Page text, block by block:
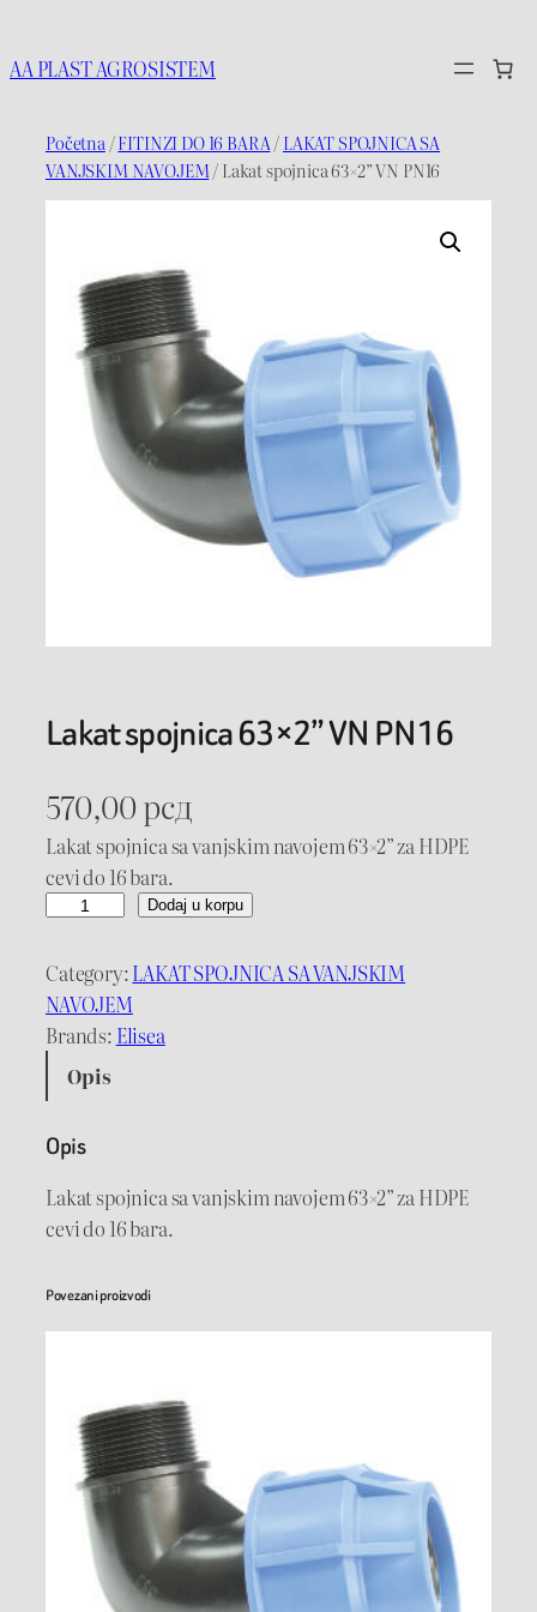
na
sadržaj
AA PLAST AGROSISTEM
Početna /FITINZI DO 16 BARA/LAKAT SPOJNICA SA
VANJSKIM NAVOJEM/ Lakat spojnica 63×2” VN PN16
Lakat spojnica 63×2” VN PN16
570,00рсд
Lakat spojnica sa vanjskim navojem 63×2” za HDPE
cevi do 16 bara.
k
a
t
p
j
n
i
Dodaj u korpu
Category:LAKAT SPOJNICA SA VANJSKIM
NAVOJEM
Brands: Elisea
Opis
Opis
Lakat spojnica sa vanjskim navojem 63×2” za HDPE
cevi do 16 bara.
Povezani proizvodi